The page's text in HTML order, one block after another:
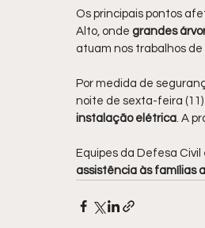
Os principais pontos
Alto, onde grandes
atuam nos trabalhos de
Por medida de
noite de sexta-feira
instalação elétrica . A
Equipes da Defesa
assistência às famílias